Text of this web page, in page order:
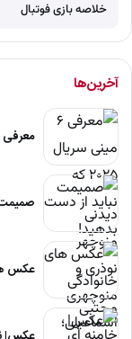
خلاصه بازی فوتبال
آخرین‌ها
معرفی ۶ مینی سریال ۲۰۲۵ که نباید از دست بدهید!
صمیمت
عکس